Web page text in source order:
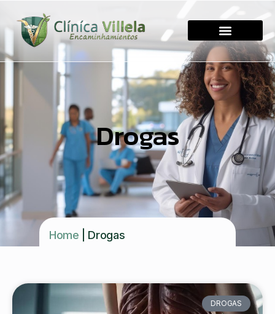
Drogas
Home Drogas
DROGAS